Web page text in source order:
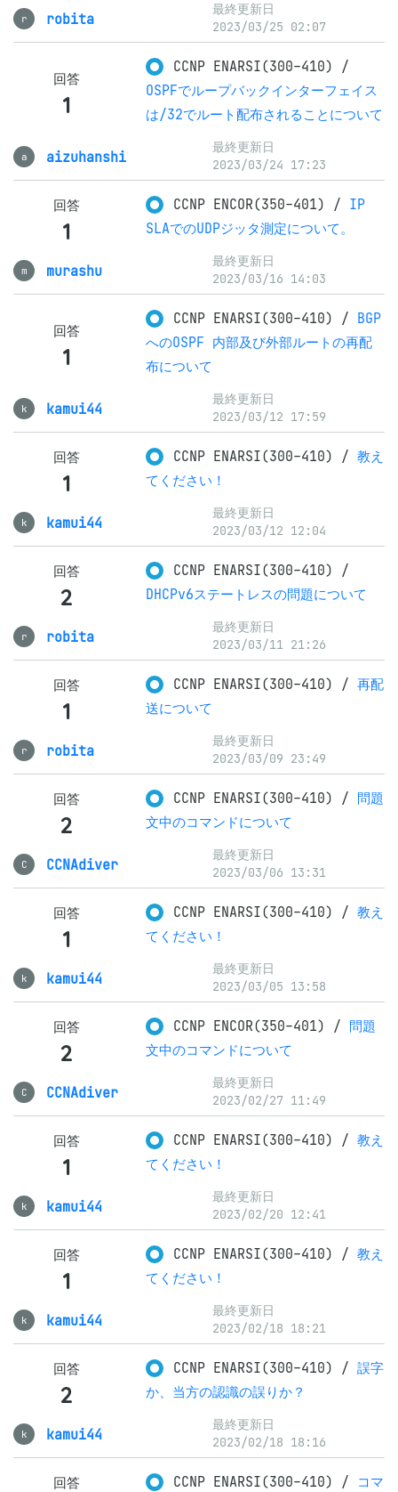
r robita
最終更新日
2023/03/25 02:07
回答
1
CCNP ENARSI(300-410) /
OSPFでループバックインターフェイス
は/32でルート配布されることについて
a aizuhanshi
最終更新日
2023/03/24 17:23
回答
1
CCNP ENCOR(350-401) / IP
SLAでのUDPジッタ測定について。
m murashu
最終更新日
2023/03/16 14:03
回答
1
CCNP ENARSI(300-410) / BGP
へのOSPF 内部及び外部ルートの再配
布について
k kamui44
最終更新日
2023/03/12 17:59
回答
1
CCNP ENARSI(300-410) /教え
てください！
k kamui44
最終更新日
2023/03/12 12:04
回答
2
CCNP ENARSI(300-410) /
DHCPv6ステートレスの問題について
r robita
最終更新日
2023/03/11 21:26
回答
1
CCNP ENARSI(300-410) /再配
送について
r robita
最終更新日
2023/03/09 23:49
回答
2
CCNP ENARSI(300-410) / 問題
文中のコマンドについて
C CCNAdiver
最終更新日
2023/03/06 13:31
回答
1
CCNP ENARSI(300-410) /教え
てください！
k kamui44
最終更新日
2023/03/05 13:58
回答
2
CCNP ENCOR(350-401) / 問題
文中のコマンドについて
C CCNAdiver
最終更新日
2023/02/27 11:49
回答
1
CCNP ENARSI(300-410) /教え
てください！
k kamui44
最終更新日
2023/02/20 12:41
回答
1
CCNP ENARSI(300-410) /教え
てください！
k kamui44
最終更新日
2023/02/18 18:21
回答
2
CCNP ENARSI(300-410) /誤字
か、当方の認識の誤りか？
k kamui44
最終更新日
2023/02/18 18:16
回答 CCNP ENARSI(300-410) / コマ